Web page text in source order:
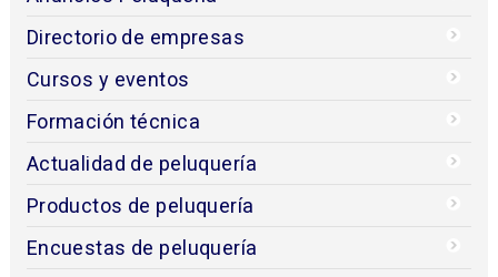
Directorio de empresas
Cursos y eventos
Formación técnica
Actualidad de peluquería
Productos de peluquería
Encuestas de peluquería